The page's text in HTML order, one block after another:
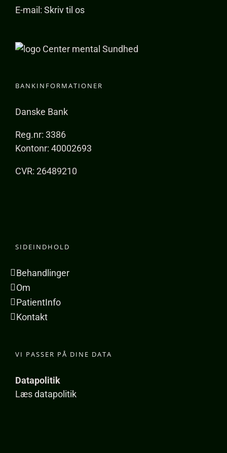
E-mail: Skriv til os
BANKINFORMATIONER
Danske Bank
Reg.nr: 3386
Kontonr: 40002693
CVR: 26489210
SIDEINDHOLD
Behandlinger
Om
PatientInfo
Kontakt
VI PASSER PÅ DINE DATA
Datapolitik
Læsdatapolitik